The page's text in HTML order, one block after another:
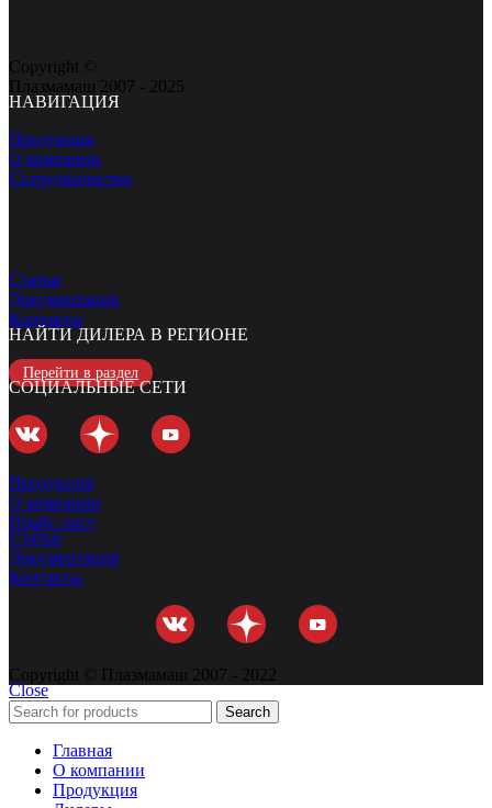
Copyright ©
Плазмамаш 2007 - 2025
НАВИГАЦИЯ
Продукция
О компании
Сотрудничество
Статьи
Документация
Контакты
НАЙТИ ДИЛЕРА В РЕГИОНЕ
Перейти в раздел
СОЦИАЛЬНЫЕ СЕТИ
Продукция
О компании
Прайс-лист
Статьи
Документация
Контакты
Copyright © Плазмамаш 2007 - 2022
Close
Search
Главная
О компании
Продукция